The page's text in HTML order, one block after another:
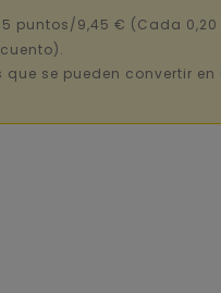
puntos/9,45 € (Cada
se pueden convertir en